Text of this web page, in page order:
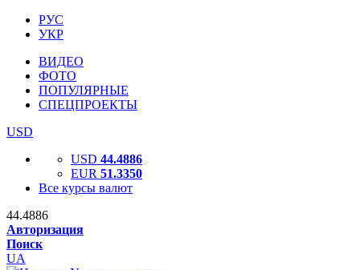
РУС
УКР
ВИДЕО
ФОТО
ПОПУЛЯРНЫЕ
СПЕЦПРОЕКТЫ
USD
USD 44.4886
EUR 51.3350
Все курсы валют
44.4886
Авторизация
Поиск
UA